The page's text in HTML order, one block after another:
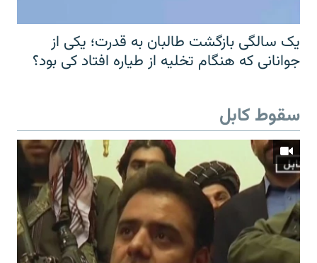
یک سالگی بازگشت طالبان به قدرت؛ یکی از
جوانانی که هنگام تخلیه از طیاره افتاد کی بود؟
سقوط کابل